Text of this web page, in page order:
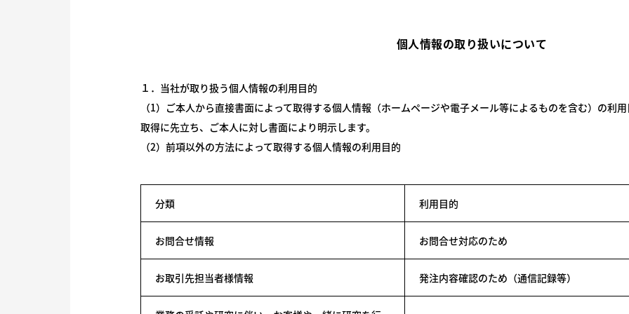
個人情報の取り扱いについて
１．当社が取り扱う個人情報の利用目的
（1）ご本人から直接書面によって取得する個人情報（ホームページや電子メール等によるものを含む）の利
取得に先立ち、ご本人に対し書面により明示します。
（2）前項以外の方法によって取得する個人情報の利用目的
分類 利用目的
お問合せ情報 お問合せ対応のため
お取引先担当者様情報 発注内容確認のため（通信記録等）